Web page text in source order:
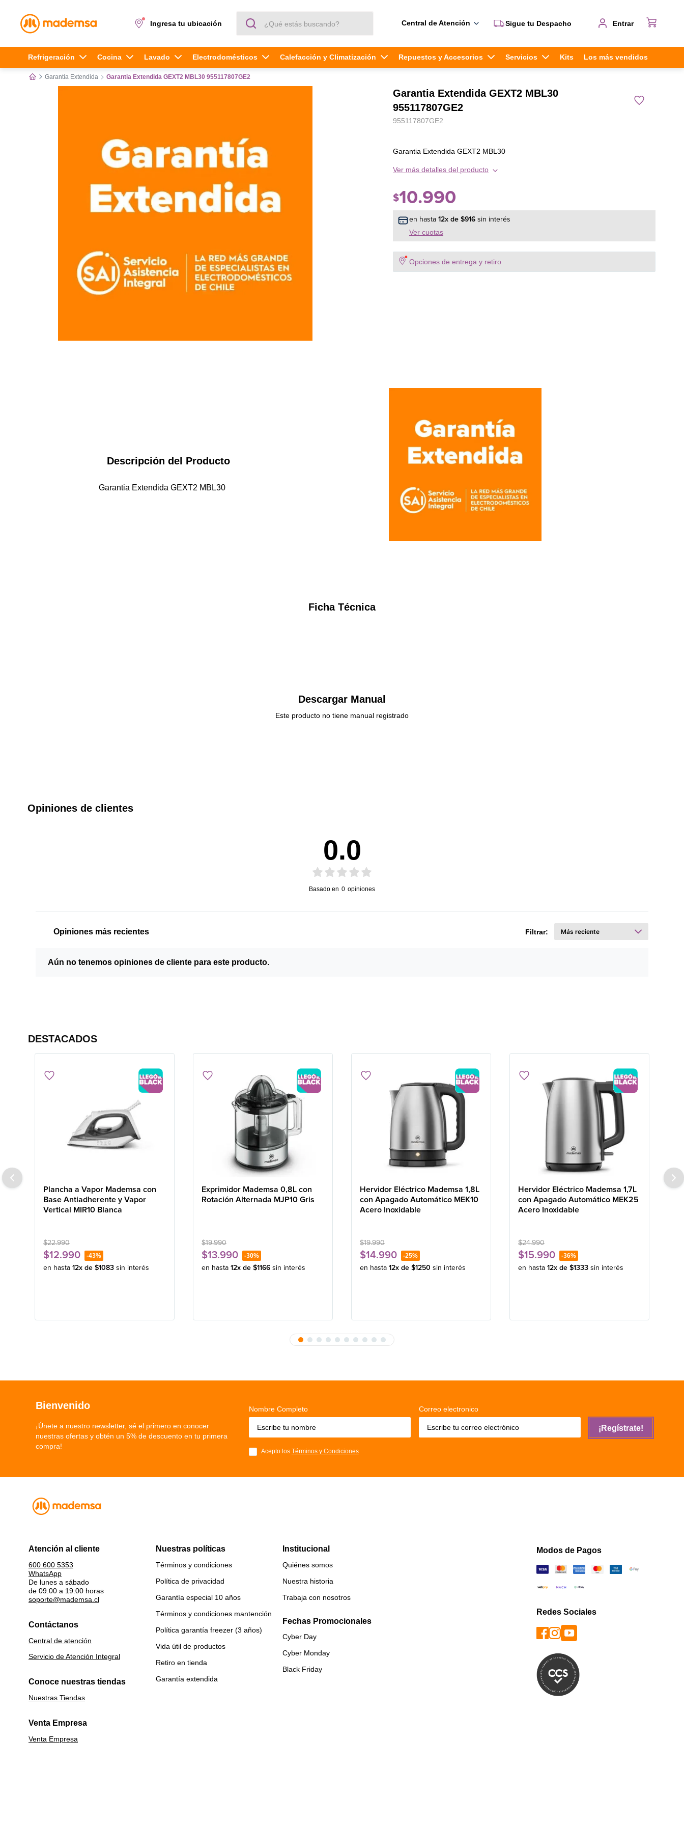
Ingresa tu ubicación
Términos más buscados
1. cocina 4 platos
Central de Atención Sigue tu Despacho Entrar
Refrigeración Cocina Lavado Electrodomésticos Calefacción y Climatización Repuestos y Accesorios Servicios Kits Los más vendidos
Garantía Extendida Garantia Extendida GEXT2 MBL30 955117807GE2
Garantia Extendida GEXT2 MBL30
955117807GE2
955117807GE2
Garantia Extendida GEXT2 MBL30
Ver más detalles del producto
$10.990
en hasta 12x de $916 sin interés
Ver cuotas
Opciones de entrega y retiro
Descripción del Producto
Garantia Extendida GEXT2 MBL30
Ficha Técnica
Descargar Manual
Este producto no tiene manual registrado
Opiniones de clientes
0.0
Basado en 0 opiniones
Opiniones más recientes Filtrar:
Aún no tenemos opiniones de cliente para este producto.
DESTACADOS
Plancha a Vapor Mademsa con
Base Antiadherente y Vapor
Vertical MIR10 Blanca
$22.990
$12.990 -43%
en hasta 12x de $1083 sin interés
Exprimidor Mademsa 0,8L con
Rotación Alternada MJP10 Gris
$19.990
$13.990 -30%
en hasta 12x de $1166 sin interés
Hervidor Eléctrico Mademsa 1,8L
con Apagado Automático MEK10
Acero Inoxidable
$19.990
$14.990 -25%
en hasta 12x de $1250 sin interés
Hervidor Eléctrico Mademsa 1,7L
con Apagado Automático MEK25
Acero Inoxidable
$24.990
$15.990 -36%
en hasta 12x de $1333 sin interés
Bienvenido
¡Únete a nuestro newsletter, sé el primero en conocer
nuestras ofertas y obtén un 5% de descuento en tu primera
compra!
Nombre Completo Correo electronico
Acepto los Términos y Condiciones
¡Regístrate!
Atención al cliente
600 600 5353
WhatsApp
De lunes a sábado
de 09:00 a 19:00 horas
soporte@mademsa.cl
Contáctanos
Central de atención
Servicio de Atención Integral
Conoce nuestras tiendas
Nuestras Tiendas
Venta Empresa
Venta Empresa
Nuestras políticas
Términos y condiciones
Política de privacidad
Garantía especial 10 años
Términos y condiciones mantención
Política garantía freezer (3 años)
Vida útil de productos
Retiro en tienda
Garantía extendida
Institucional
Quiénes somos
Nuestra historia
Trabaja con nosotros
Fechas Promocionales
Cyber Day
Cyber Monday
Black Friday
Modos de Pagos
Redes Sociales